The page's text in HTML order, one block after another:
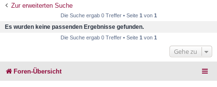
Zur erweiterten Suche
Die Suche ergab 0 Treffer • Seite 1 von 1
Es wurden keine passenden Ergebnisse gefunden.
Die Suche ergab 0 Treffer • Seite 1 von 1
Gehe zu
Foren-Übersicht